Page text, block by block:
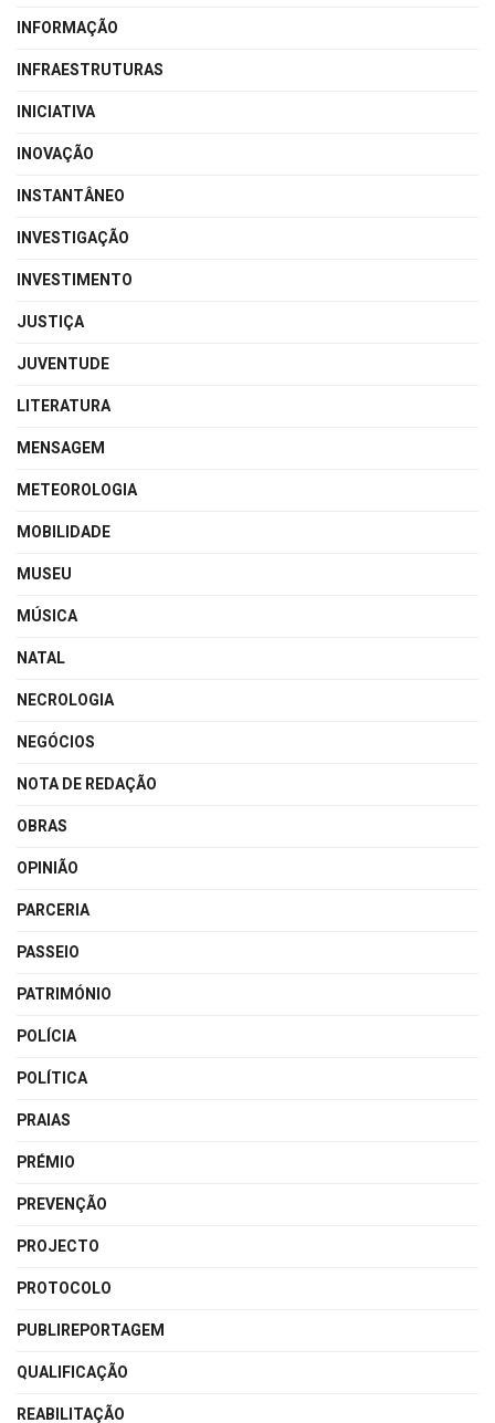
INFORMAÇÃO
INFRAESTRUTURAS
INICIATIVA
INOVAÇÃO
INSTANTÂNEO
INVESTIGAÇÃO
INVESTIMENTO
JUSTIÇA
JUVENTUDE
LITERATURA
MENSAGEM
METEOROLOGIA
MOBILIDADE
MUSEU
MÚSICA
NATAL
NECROLOGIA
NEGÓCIOS
NOTA DE REDAÇÃO
OBRAS
OPINIÃO
PARCERIA
PASSEIO
PATRIMÓNIO
POLÍCIA
POLÍTICA
PRAIAS
PRÉMIO
PREVENÇÃO
PROJECTO
PROTOCOLO
PUBLIREPORTAGEM
QUALIFICAÇÃO
REABILITAÇÃO